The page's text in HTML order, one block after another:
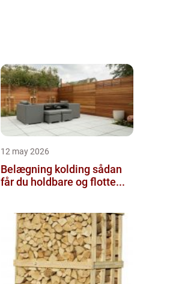
12 may 2026
Belægning kolding sådan
får du holdbare og flotte...